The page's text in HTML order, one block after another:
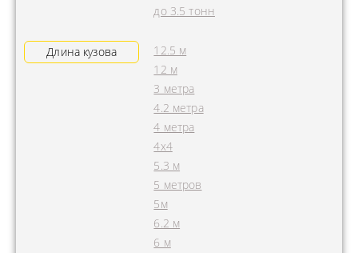
до 3.5 тонн
Длина кузова
12.5 м
12 м
3 метра
4.2 метра
4 метра
4x4
5.3 м
5 метров
5м
6.2 м
6 м